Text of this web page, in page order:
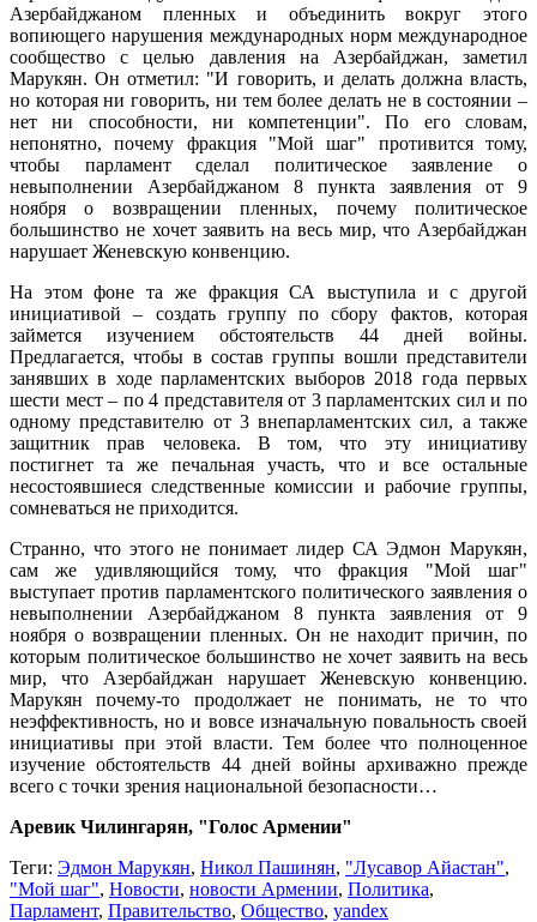
Азербайджаном пленных и объединить вокруг этого
вопиющего нарушения международных норм международное
сообщество с целью давления на Азербайджан, заметил
Марукян. Он отметил: "И говорить, и делать должна власть,
но которая ни говорить, ни тем более делать не в состоянии –
нет ни способности, ни компетенции". По его словам,
непонятно, почему фракция "Мой шаг" противится тому,
чтобы парламент сделал политическое заявление о
невыполнении Азербайджаном 8 пункта заявления от 9
ноября о возвращении пленных, почему политическое
большинство не хочет заявить на весь мир, что Азербайджан
нарушает Женевскую конвенцию.
На этом фоне та же фракция СА выступила и с другой
инициативой – создать группу по сбору фактов, которая
займется изучением обстоятельств 44 дней войны.
Предлагается, чтобы в состав группы вошли представители
занявших в ходе парламентских выборов 2018 года первых
шести мест – по 4 представителя от 3 парламентских сил и по
одному представителю от 3 внепарламентских сил, а также
защитник прав человека. В том, что эту инициативу
постигнет та же печальная участь, что и все остальные
несостоявшиеся следственные комиссии и рабочие группы,
сомневаться не приходится.
Странно, что этого не понимает лидер СА Эдмон Марукян,
сам же удивляющийся тому, что фракция "Мой шаг"
выступает против парламентского политического заявления о
невыполнении Азербайджаном 8 пункта заявления от 9
ноября о возвращении пленных. Он не находит причин, по
которым политическое большинство не хочет заявить на весь
мир, что Азербайджан нарушает Женевскую конвенцию.
Марукян почему-то продолжает не понимать, не то что
неэффективность, но и вовсе изначальную повальность своей
инициативы при этой власти. Тем более что полноценное
изучение обстоятельств 44 дней войны архиважно прежде
всего с точки зрения национальной безопасности…
Аревик Чилингарян, "Голос Армении"
Теги: Эдмон Марукян, Никол Пашинян, "Лусавор Айастан",
"Мой шаг", Новости, новости Армении, Политика,
Парламент, Правительство, Общество, yandex